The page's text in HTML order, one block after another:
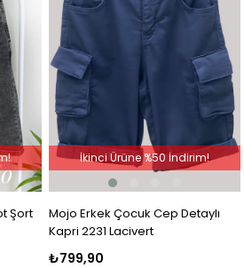
Şort
Mojo Erkek Çocuk Cep Detaylı
Kapri 2231 Lacivert
₺799,90
İkinci Ürüne %50 İndirim!